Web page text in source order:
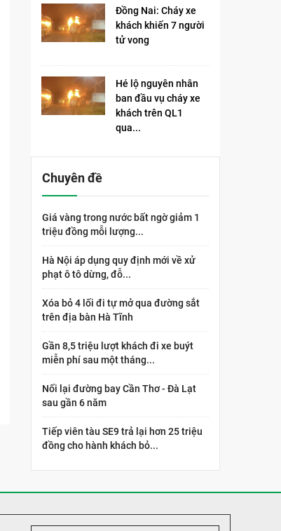
Đồng Nai: Cháy xe
khách khiến 7 người
tử vong​
Hé lộ nguyên nhân
ban đầu vụ cháy xe
khách trên QL1
qua...
Chuyên đề
Giá vàng trong nước bất ngờ giảm 1
triệu đồng mỗi lượng...
Hà Nội áp dụng quy định mới về xử
phạt ô tô dừng, đỗ...
Xóa bỏ 4 lối đi tự mở qua đường sắt
trên địa bàn Hà Tĩnh
Gần 8,5 triệu lượt khách đi xe buýt
miễn phí sau một tháng...
Nối lại đường bay Cần Thơ - Đà Lạt
sau gần 6 năm
Tiếp viên tàu SE9 trả lại hơn 25 triệu
đồng cho hành khách bỏ...